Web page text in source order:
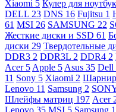
Xiaomi 5 Кулер для
DELL 23 DNS 16 Fujitsu 1
61 MSI 26 SAMSUNG 22
Жесткие диски и SSD 61
диски 29 Твердотельные
DDR3 2 DDR3L 2 DDR4 2
Acer 5 Apple 5 Asus 35 Dell
11 Sony 5 Xiaomi 2
Lenovo 11 Samsung 2
Шлейфы матриц 197 Acer
Lenovo 35 MSI 5 Samsung